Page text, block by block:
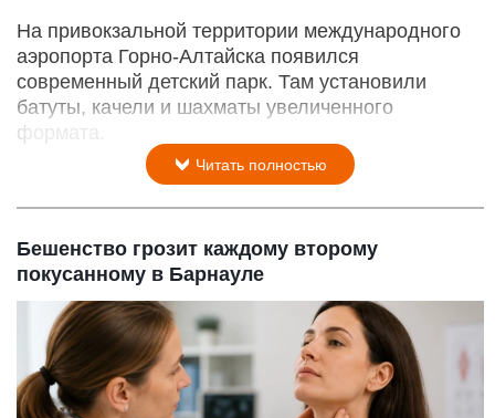
На привокзальной территории международного
аэропорта Горно-Алтайска появился
современный детский парк. Там установили
батуты, качели и шахматы увеличенного
формата.
Читать полностью
Бешенство грозит каждому второму
покусанному в Барнауле